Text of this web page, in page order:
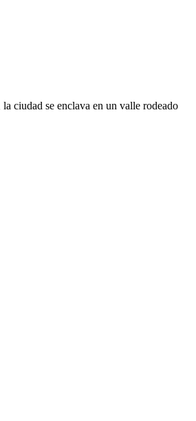
ciudad se enclava en un valle rodeado